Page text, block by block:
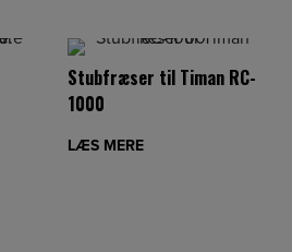
Stubfræser til Timan RC-
1000
LÆS MERE